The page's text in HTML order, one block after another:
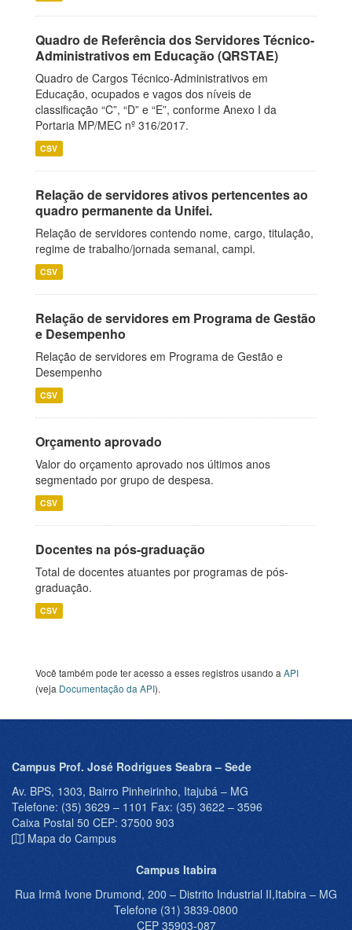
Quadro de Referência dos Servidores Técnico-
Administrativos em Educação (QRSTAE)
Quadro de Cargos Técnico-Administrativos em
Educação, ocupados e vagos dos níveis de
classificação “C”, “D” e “E”, conforme Anexo I da
Portaria MP/MEC nº 316/2017.
CSV
Relação de servidores ativos pertencentes ao
quadro permanente da Unifei.
Relação de servidores contendo nome, cargo, titulação,
regime de trabalho/jornada semanal, campi.
CSV
Relação de servidores em Programa de Gestão
e Desempenho
Relação de servidores em Programa de Gestão e
Desempenho
CSV
Orçamento aprovado
Valor do orçamento aprovado nos últimos anos
segmentado por grupo de despesa.
CSV
Docentes na pós-graduação
Total de docentes atuantes por programas de pós-
graduação.
CSV
Você também pode ter acesso a esses registros usando a API
(veja Documentação da API).
Campus Prof. José Rodrigues Seabra – Sede
Av. BPS, 1303, Bairro Pinheirinho, Itajubá – MG
Telefone: (35) 3629 – 1101 Fax: (35) 3622 – 3596
Caixa Postal 50 CEP: 37500 903
Mapa do Campus
Campus Itabira
Rua Irmã Ivone Drumond, 200 – Distrito Industrial II,Itabira – MG
Telefone (31) 3839-0800
CEP 35903-087